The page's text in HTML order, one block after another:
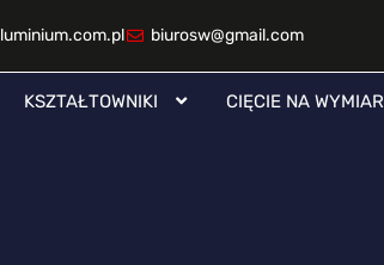
biurosw@gmail.com
KSZTAŁTOWNIKI CIĘCIE NA WYMIAR